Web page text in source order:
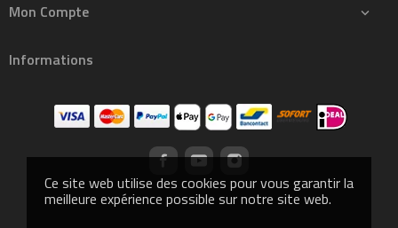
Ce site web utilise des cookies pour vous garantir la
meilleure expérience possible sur notre site web.
Mon Compte 
Informations